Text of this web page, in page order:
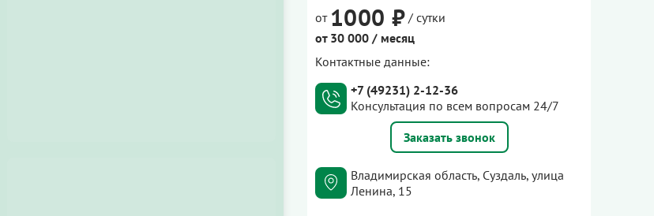
от 1000 ₽/ сутки
от 30 000 / месяц
Контактные данные:
+7 (49231) 2-12-36
Консультация по всем вопросам 24/7
Заказать звонок
Владимирская область, Суздаль, улица
Ленина, 15